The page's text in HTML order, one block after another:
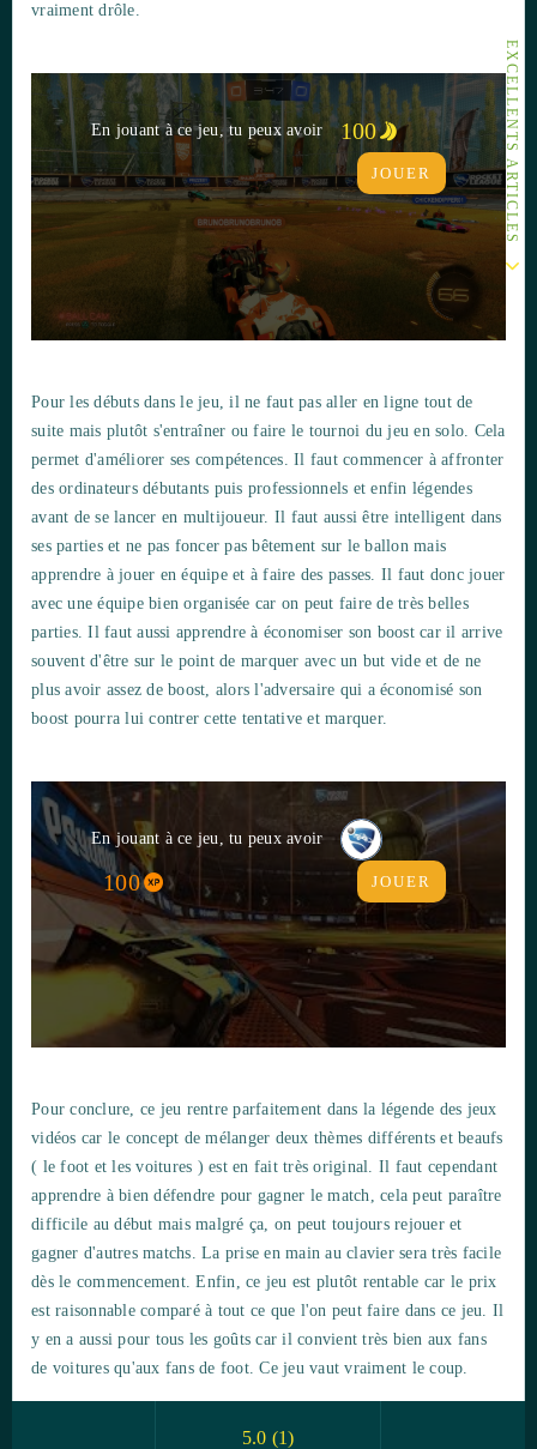
EXCELLENTS ARTICLES
vraiment drôle.
En jouant à ce jeu, tu peux avoir 100
JOUER
Pour les débuts dans le jeu, il ne faut pas aller en ligne tout de
suite mais plutôt s'entraîner ou faire le tournoi du jeu en solo. Cela
permet d'améliorer ses compétences. Il faut commencer à affronter
des ordinateurs débutants puis professionnels et enfin légendes
avant de se lancer en multijoueur. Il faut aussi être intelligent dans
ses parties et ne pas foncer pas bêtement sur le ballon mais
apprendre à jouer en équipe et à faire des passes. Il faut donc jouer
avec une équipe bien organisée car on peut faire de très belles
parties. Il faut aussi apprendre à économiser son boost car il arrive
souvent d'être sur le point de marquer avec un but vide et de ne
plus avoir assez de boost, alors l'adversaire qui a économisé son
boost pourra lui contrer cette tentative et marquer.
En jouant à ce jeu, tu peux avoir
100 JOUER
Pour conclure, ce jeu rentre parfaitement dans la légende des jeux
vidéos car le concept de mélanger deux thèmes différents et beaufs
( le foot et les voitures ) est en fait très original. Il faut cependant
apprendre à bien défendre pour gagner le match, cela peut paraître
difficile au début mais malgré ça, on peut toujours rejouer et
gagner d'autres matchs. La prise en main au clavier sera très facile
dès le commencement. Enfin, ce jeu est plutôt rentable car le prix
est raisonnable comparé à tout ce que l'on peut faire dans ce jeu. Il
y en a aussi pour tous les goûts car il convient très bien aux fans
de voitures qu'aux fans de foot. Ce jeu vaut vraiment le coup.
5.0 (1)